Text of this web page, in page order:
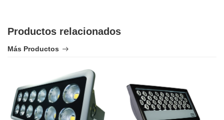
Productos relacionados
Más Productos